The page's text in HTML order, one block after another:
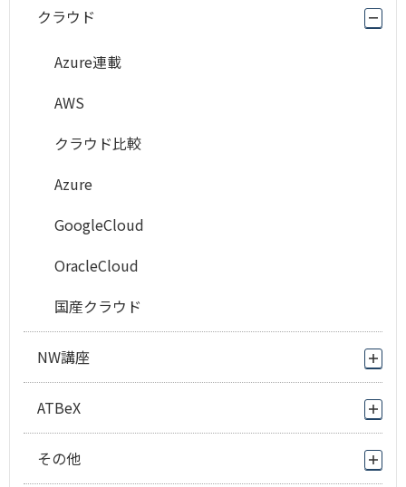
クラウド
Azure連載
AWS
クラウド比較
Azure
GoogleCloud
OracleCloud
国産クラウド
NW講座
ATBeX
その他